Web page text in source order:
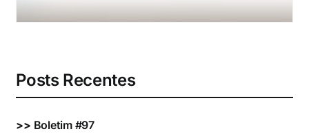
Posts Recentes
>> Boletim #97